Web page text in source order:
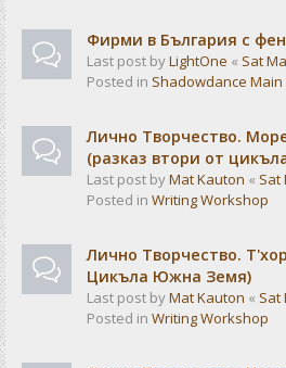
Фирми в България с
Last post byLightOne « Sat
Posted in Shadowdance Main
Лично Творчество.
(разказ втори от
Last post byMat Kauton « Sat
Posted in Writing Workshop
Лично Творчество.
Цикъла Южна Земя)
Last post byMat Kauton « Sat
Posted in Writing Workshop